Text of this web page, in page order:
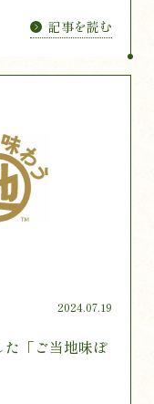
記事を読む
2024.07.19
た「ご当地味ぽ